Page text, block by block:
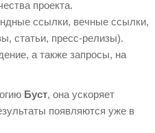
проекта.
ссылки, вечные ссылки,
статьи, пресс-релизы).
а также запросы, на
Буст, она ускоряет
появляются уже в